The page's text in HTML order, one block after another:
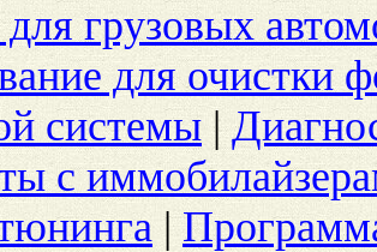
грузовых
для очистки
системы |
с
|